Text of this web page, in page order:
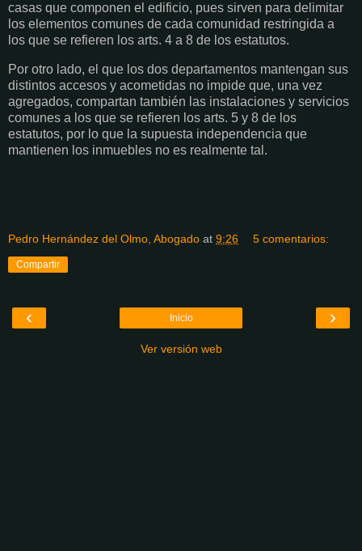
casas que componen el edificio, pues sirven para delimitar
los elementos comunes de cada comunidad restringida a
los que se refieren los arts. 4 a 8 de los estatutos.
Por otro lado, el que los dos departamentos mantengan sus
distintos accesos y acometidas no impide que, una vez
agregados, compartan también las instalaciones y servicios
comunes a los que se refieren los arts. 5 y 8 de los
estatutos, por lo que la supuesta independencia que
mantienen los inmuebles no es realmente tal.
Pedro Hernández del Olmo, Abogado at 9:26 5 comentarios:
Compartir
‹ ›
Inicio
Ver versión web